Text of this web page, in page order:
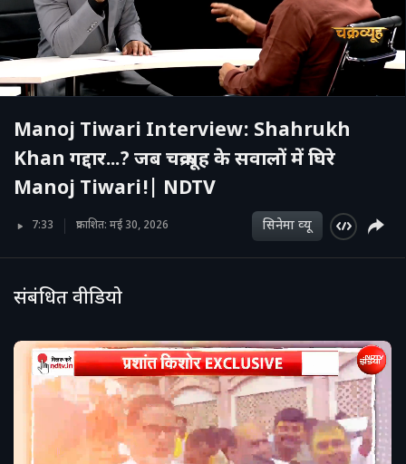
Manoj Tiwari Interview: Shahrukh
Khan गद्दार...? जब चक्रव्यूह के सवालों में घिरे
Manoj Tiwari!| NDTV
7:33 प्रकाशित: मई 30, 2026 सिनेमा व्‍यू
संबंधित वीडियो